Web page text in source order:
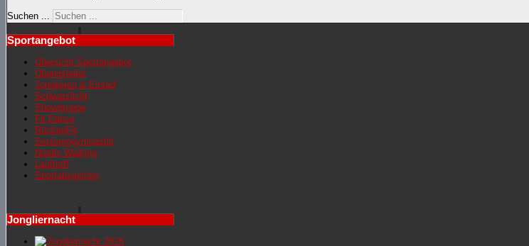
Suchen ...
Sportangebot
Übersicht Sportangebot
Übungsleiter
Jonglieren & Einrad
Schwarzlicht
Showgruppe
Fit Dance
RückenFit
Seniorengymnastik
Nordic Walking
Lauftreff
Sportabzeichen
Jongliernacht